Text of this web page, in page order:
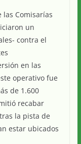
las Comisarías
un
contra el
en las
operativo fue
de 1.600
recabar
la pista de
estar ubicados